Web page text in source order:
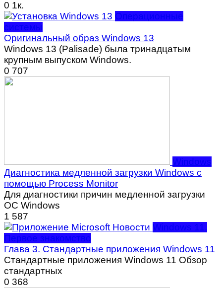
0 1к.
Операционные
системы
Оригинальный образ Windows 13
Windows 13 (Palisade) была тринадцатым
крупным выпуском Windows.
0 707
Windows
Диагностика медленной загрузки Windows с
помощью Process Monitor
Для диагностики причин медленной загрузки
ОС Windows
1 587
Windows 11.
Первое знакомство
Глава 3. Стандартные приложения Windows 11
Стандартные приложения Windows 11 Обзор
стандартных
0 368